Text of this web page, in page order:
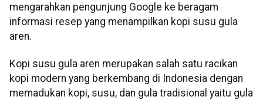
mengarahkan pengunjung Google ke beragam
informasi resep yang menampilkan kopi susu gula
aren.
Kopi susu gula aren merupakan salah satu racikan
kopi modern yang berkembang di Indonesia dengan
memadukan kopi, susu, dan gula tradisional yaitu gula